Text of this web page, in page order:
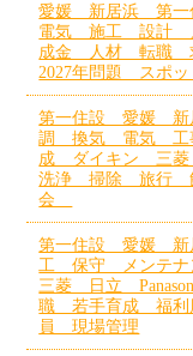
愛媛 新居浜 第
電気 施工 設計
成金 人材 転職
2027年問題 スポ
第一住設 愛媛
調 換気 電気 工
成 ダイキン 三
洗浄 掃除 旅行
会
第一住設 愛媛
工 保守 メンテ
三菱 日立
職 若手育成 福
員 現場管理